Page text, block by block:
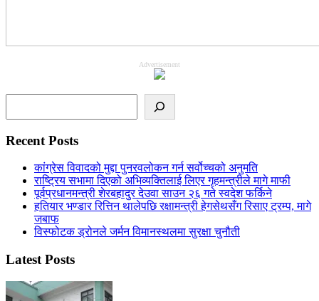
Advertisement
Recent Posts
कांग्रेस विवादको मुद्दा पुनरवलोकन गर्न सर्वोच्चको अनुमति
राष्ट्रिय सभामा दिएको अभिव्यक्तिलाई लिएर गृहमन्त्रीले मागे माफी
पूर्वप्रधानमन्त्री शेरबहादुर देउवा साउन २६ गते स्वदेश फर्किने
हतियार भण्डार रित्तिन थालेपछि रक्षामन्त्री हेगसेथसँग रिसाए ट्रम्प, मागे
जबाफ
विस्फोटक ड्रोनले जर्मन विमानस्थलमा सुरक्षा चुनौती
Latest Posts